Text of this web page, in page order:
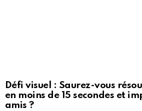
Défi visuel : Saurez-vous
en moins de 15 secondes et
amis ?